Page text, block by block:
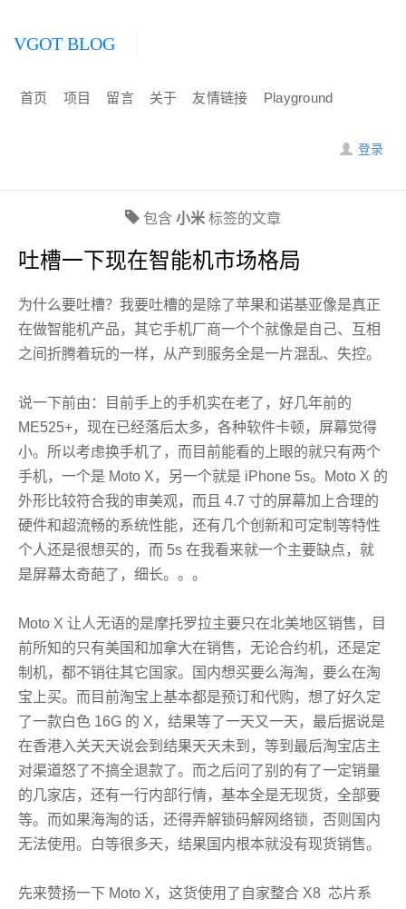
VGOT BLOG
首页 项目 留言 关于 友情链接 Playground
登录
包含 小米 标签的文章
吐槽一下现在智能机市场格局
为什么要吐槽？我要吐槽的是除了苹果和诺基亚像是真正
在做智能机产品，其它手机厂商一个个就像是自己、互相
之间折腾着玩的一样，从产到服务全是一片混乱、失控。
说一下前由：目前手上的手机实在老了，好几年前的
ME525+，现在已经落后太多，各种软件卡顿，屏幕觉得
小。所以考虑换手机了，而目前能看的上眼的就只有两个
手机，一个是 Moto X，另一个就是 iPhone 5s。Moto X 的
外形比较符合我的审美观，而且 4.7 寸的屏幕加上合理的
硬件和超流畅的系统性能，还有几个创新和可定制等特性
个人还是很想买的，而 5s 在我看来就一个主要缺点，就
是屏幕太奇葩了，细长。。。
Moto X 让人无语的是摩托罗拉主要只在北美地区销售，目
前所知的只有美国和加拿大在销售，无论合约机，还是定
制机，都不销往其它国家。国内想买要么海淘，要么在淘
宝上买。而目前淘宝上基本都是预订和代购，想了好久定
了一款白色 16G 的 X，结果等了一天又一天，最后据说是
在香港入关天天说会到结果天天未到，等到最后淘宝店主
对渠道怒了不搞全退款了。而之后问了别的有了一定销量
的几家店，还有一行内部行情，基本全是无现货，全部要
等。而如果海淘的话，还得弄解锁码解网络锁，否则国内
无法使用。白等很多天，结果国内根本就没有现货销售。
先来赞扬一下 Moto X，这货使用了自家整合 X8 芯片系